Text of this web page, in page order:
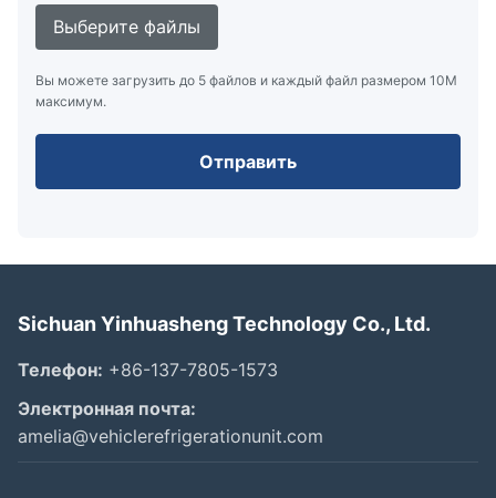
Выберите файлы
Вы можете загрузить до 5 файлов и каждый файл размером 10M
максимум.
Отправить
Sichuan Yinhuasheng Technology Co., Ltd.
Телефон: +86-137-7805-1573
Электронная почта:
amelia@vehiclerefrigerationunit.com